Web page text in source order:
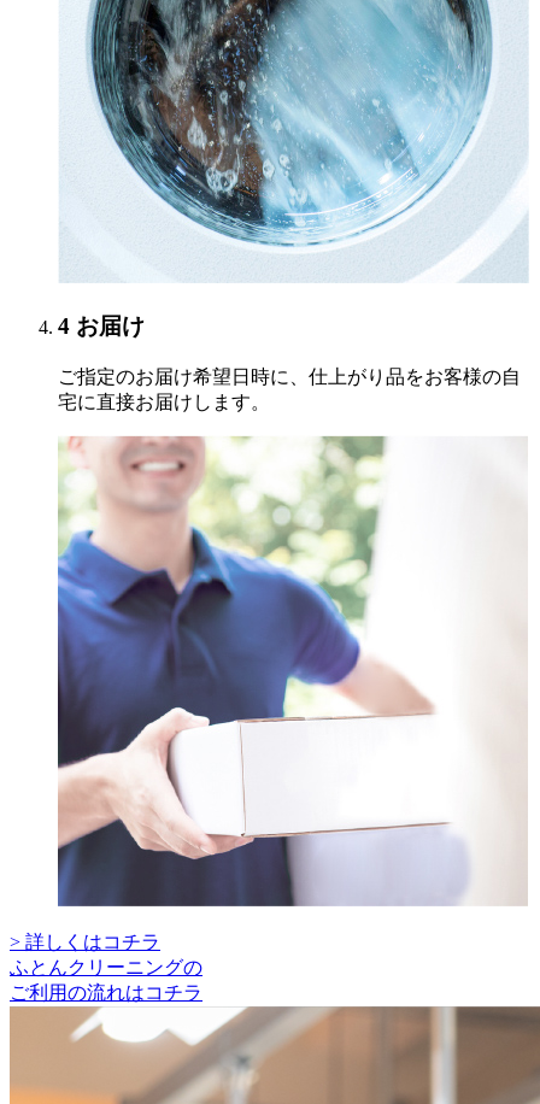
4 お届け
ご指定のお届け希望日時に、仕上がり品をお客様の自
宅に直接お届けします。
> 詳しくはコチラ
ふとんクリーニングの
ご利用の流れはコチラ